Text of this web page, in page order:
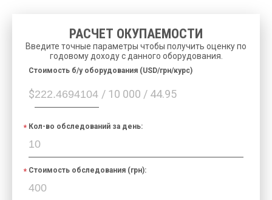
РАСЧЕТ ОКУПАЕМОСТИ
Введите точные параметры чтобы получить оценку по
годовому доходу с данного оборудования.
$ / 10 000 / 44.95
Cтоимость б/у оборудования (USD/грн/курс)
Кол-во обследований за день:
Стоимость обследования (грн):